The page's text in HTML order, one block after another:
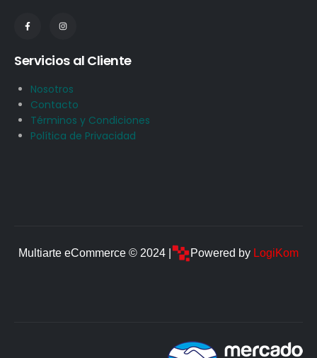
Servicios al Cliente
Nosotros
Contacto
Términos y Condiciones
Política de Privacidad
Multiarte eCommerce © 2024 | Powered by LogiKom